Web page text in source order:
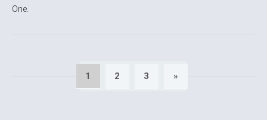
One.
1 2 3 »